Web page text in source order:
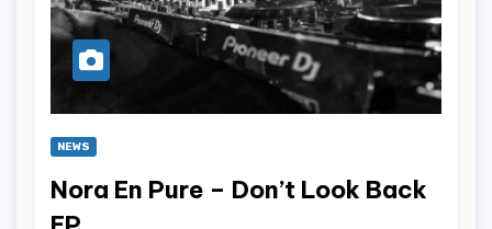
NEWS
Nora En Pure – Don’t Look Back